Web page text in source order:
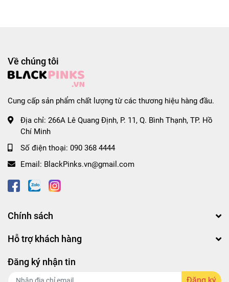
Về chúng tôi
Cung cấp sản phẩm chất lượng từ các thương hiệu hàng đầu.
Địa chỉ: 266A Lê Quang Định, P. 11, Q. Bình Thạnh, TP. Hồ
Chí Minh
Số điện thoại: 090 368 4444
Email: BlackPinks.vn@gmail.com
Chính sách
Hỗ trợ khách hàng
Đăng ký nhận tin